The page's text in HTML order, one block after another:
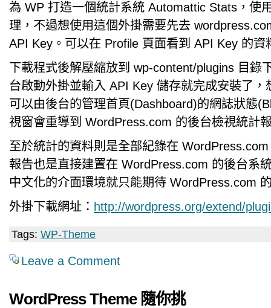
為 WP 打造一個統計系統 Automattic Stats，使
理，不過想使用這個外掛需要先去
API Key。可以在 Profile 頁面看到 API Key 的資
下載程式後解壓縮放到 wp-content/plugins 目錄
台啟動外掛並輸入 API Key 儲存就完成安裝了，
可以由後台的管理首頁(Dashboard)的網誌狀態
視窗會重導到 WordPress.com 的後台檢視統計
至於統計的資料則是全部紀錄在
報告也是直接建置在 WordPress.com 的後台系
中文化的介面環境就只能期待 WordPress.com
外掛下載網址： http://wordpress.org/extend/
Tags: WP-Theme
Leave a Comment
WordPress Theme 隨你挑